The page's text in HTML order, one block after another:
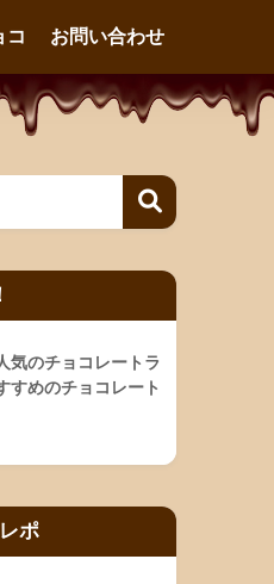
コ お問い合わせ
気のチョコレートラ
すめのチョコレート
ポ